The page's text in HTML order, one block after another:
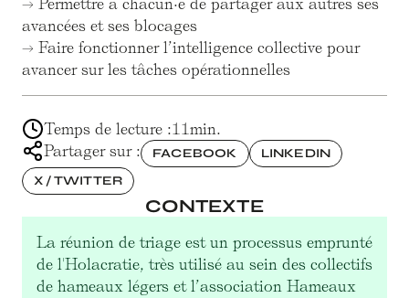
→ Permettre a chacun·e de partager aux autres ses
avancées et ses blocages
→ Faire fonctionner l’intelligence collective pour
avancer sur les tâches opérationnelles
Temps de lecture :11min.
Partager sur :
FACEBOOK
LINKEDIN
X / TWITTER
CONTEXTE
La réunion de triage est un processus emprunté
de l'Holacratie, très utilisé au sein des collectifs
de hameaux légers et l’association Hameaux